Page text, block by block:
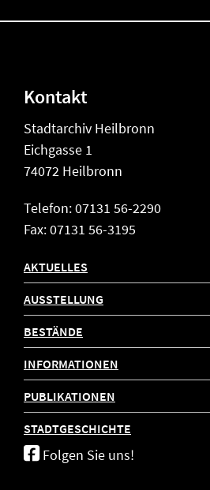
Kontakt
Stadtarchiv Heilbronn
Eichgasse 1
74072 Heilbronn
Telefon: 07131 56-2290
Fax: 07131 56-3195
AKTUELLES
AUSSTELLUNG
BESTÄNDE
INFORMATIONEN
PUBLIKATIONEN
STADTGESCHICHTE
Folgen Sie uns!